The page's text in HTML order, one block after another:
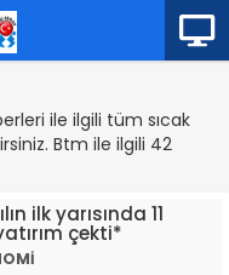
ile ilgili tüm sıcak
Btm ile ilgili 42
ilk yarısında 11
çekti*